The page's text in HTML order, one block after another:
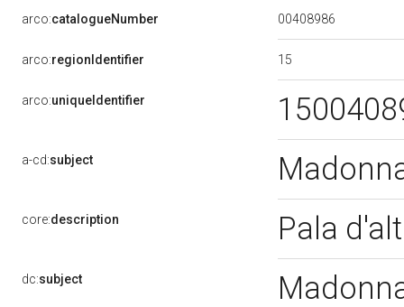
arco:catalogueNumber 00408986
arco:regionIdentifier 15
arco:uniqueIdentifier
a-cd:subject
core:description Pala
dc:subject